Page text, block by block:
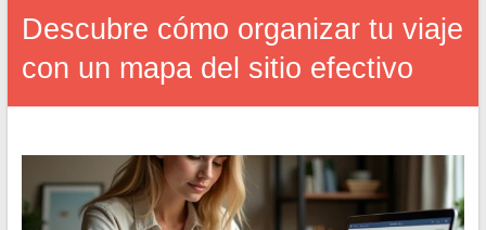
Descubre cómo organizar tu viaje
con un mapa del sitio efectivo